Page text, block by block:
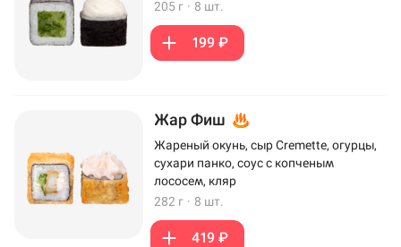
205 г · 8 шт.
199 ₽
Жар Фиш
Жареный окунь, сыр Cremette, огурцы,
сухари панко, соус с копченым
лососем, кляр
282 г · 8 шт.
419 ₽